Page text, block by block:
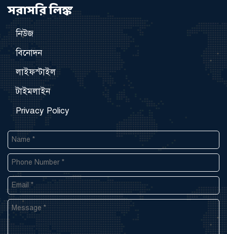
সরাসরি লিঙ্ক
নিউজ
বিনোদন
লাইফস্টাইল
টাইমলাইন
Privacy Policy